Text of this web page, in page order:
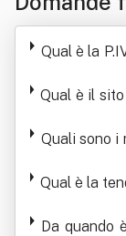
ropoli
Qual è la
Qual è il
mitata
Quali sono i
Qual è la
lita' Limitata
Da quando